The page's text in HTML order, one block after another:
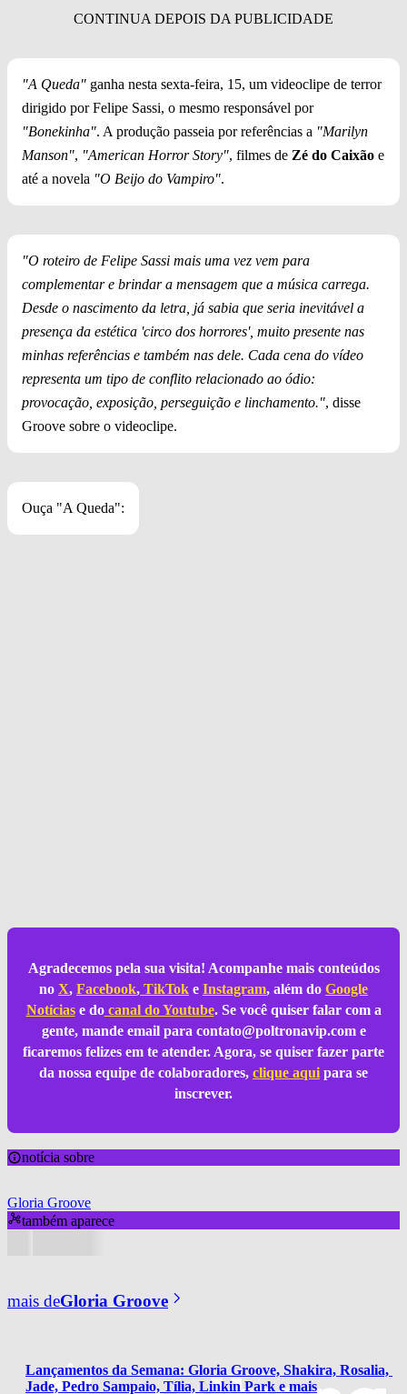
"A Queda" ganha nesta sexta-feira, 15, um videoclipe de terror
dirigido por Felipe Sassi, o mesmo responsável por
"Bonekinha". A produção passeia por referências a "Marilyn
Manson", "American Horror Story", filmes de Zé do Caixão e
até a novela "O Beijo do Vampiro".
"O roteiro de Felipe Sassi mais uma vez vem para
complementar e brindar a mensagem que a música carrega.
Desde o nascimento da letra, já sabia que seria inevitável a
presença da estética 'circo dos horrores', muito presente nas
minhas referências e também nas dele. Cada cena do vídeo
representa um tipo de conflito relacionado ao ódio:
provocação, exposição, perseguição e linchamento.", disse
Groove sobre o videoclipe.
Ouça "A Queda":
Agradecemos pela sua visita! Acompanhe mais conteúdos
no X, Facebook, TikTok e Instagram, além do Google
Notíciase docanal do Youtube. Se você quiser falar com a
gente, mande email para contato@poltronavip.come
ficaremos felizes em te atender. Agora, se quiser fazer parte
da nossa equipe de colaboradores, clique aqui para se
inscrever.
notícia sobre
Gloria Groove
também aparece
mais deGloria Groove
Lançamentos da Semana: Gloria Groove, Shakira, Rosalia,
Jade, Pedro Sampaio, Tília, Linkin Park e mais